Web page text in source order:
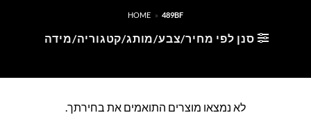
HOME » 489BF
סנן לפי מחיר/צבע/מותג/קטגוריה/מידה
לא נמצאו מוצרים התואמים את בחירתך.